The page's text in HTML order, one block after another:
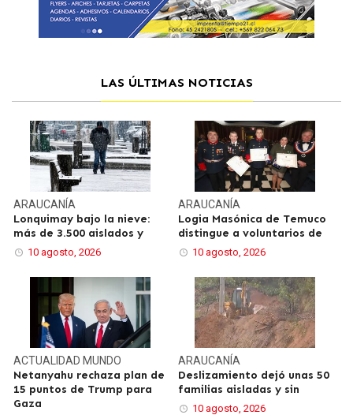
LAS ÚLTIMAS NOTICIAS
ARAUCANÍA
Lonquimay bajo la nieve:
más de 3.500 aislados y
10 agosto, 2026
ARAUCANÍA
Logia Masónica de Temuco
distingue a voluntarios de
10 agosto, 2026
ACTUALIDAD MUNDO
Netanyahu rechaza plan de
15 puntos de Trump para
Gaza
ARAUCANÍA
Deslizamiento dejó unas 50
familias aisladas y sin
10 agosto, 2026